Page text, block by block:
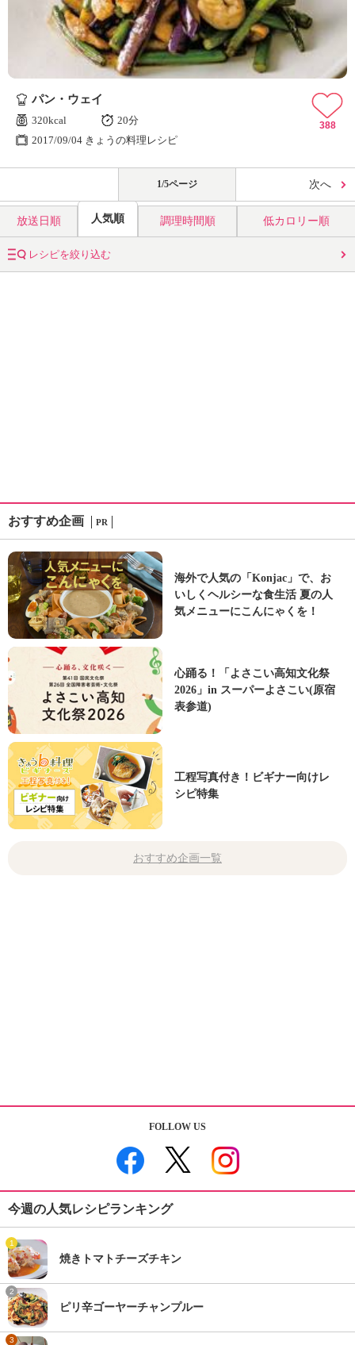
パン・ウェイ
320kcal
20分
2017/09/04 きょうの料理レシピ
388
1/5ページ 次へ
放送日順 人気順 調理時間順 低カロリー順
レシピを絞り込む
おすすめ企画 PR
海外で人気の「Konjac」で、お
いしくヘルシーな食生活 夏の人
気メニューにこんにゃくを！
心踊る！「よさこい高知文化祭
2026」in スーパーよさこい(原宿
表参道)
工程写真付き！ビギナー向けレ
シピ特集
おすすめ企画一覧
FOLLOW US
今週の人気レシピランキング
1
焼きトマトチーズチキン
2
ピリ辛ゴーヤーチャンプルー
3